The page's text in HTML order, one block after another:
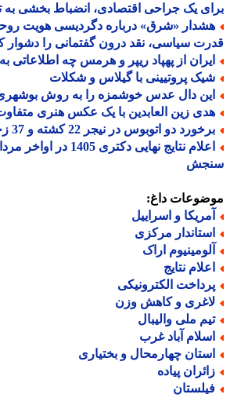
یک جراحی اقتصادی، انضباط بخشی به
«شرق» درباره دگردیسی هویت
سیاسی، نقد درون گفتمانی را دشوار
از پهپاد ریپر و هرمس چه اطلاعاتی به
پروتیینی با گیلاس و شکلات
دال عدس خوشمزه را به روش بوشهری ها
زین العابدین با یک عکس هنری متفاوت
دو اتوبوس در نیجر 22 کشته و 37 زخمی برجا گذاشت
اعلام نتایج نهایی دکتری 1405
داغ:
و اسراییل
مرکزی
اراک
نتایج
الکترونیکی
و کاهش وزن
ملی والیبال
آباد غرب
چهارمحال و بختیاری
پیاده